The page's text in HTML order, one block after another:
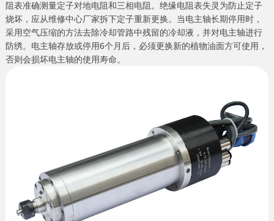
阻表准确测量定子对地电阻和三相电阻。绝缘电阻表失灵为防止定子
烧坏，应从维修中心厂家拆下定子重新更换。当电主轴长期停用时，
采用空气压缩的方法去除冷却管路中残留的冷却液，并对电主轴进行
防绣。电主轴存放或停用6个月后，必须更换新的植物油面方可使用，
否则会损坏电主轴的使用寿命。